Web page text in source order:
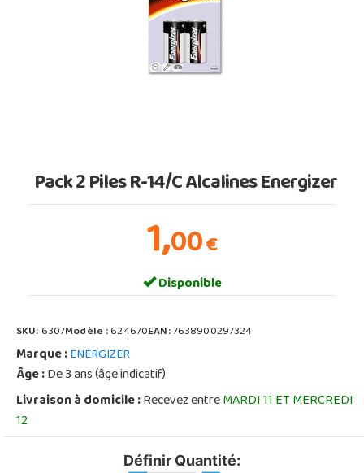
Pack 2 Piles R-14/C Alcalines Energizer
1,00€
Disponible
SKU:6307Modèle :624670EAN:7638900297324
Marque :ENERGIZER
Âge :De 3 ans (âge indicatif)
Livraison à domicile :Recevez entreMARDI 11 ET MERCREDI
12
Définir Quantité: